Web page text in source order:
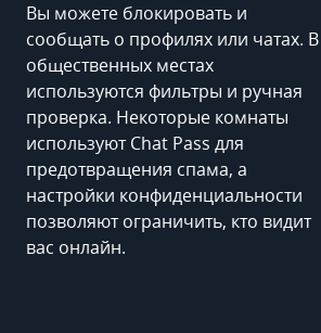
Вы можете блокировать и
сообщать о профилях или чатах. В
общественных местах
используются фильтры и ручная
проверка. Некоторые комнаты
используют Chat Pass для
предотвращения спама, а
настройки конфиденциальности
позволяют ограничить, кто видит
вас онлайн.